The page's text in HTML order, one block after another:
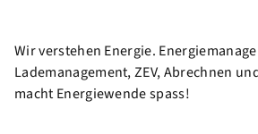
Wir verstehen Energie.
Lademanagement, ZEV, Abrechnen
macht Energiewende spass!